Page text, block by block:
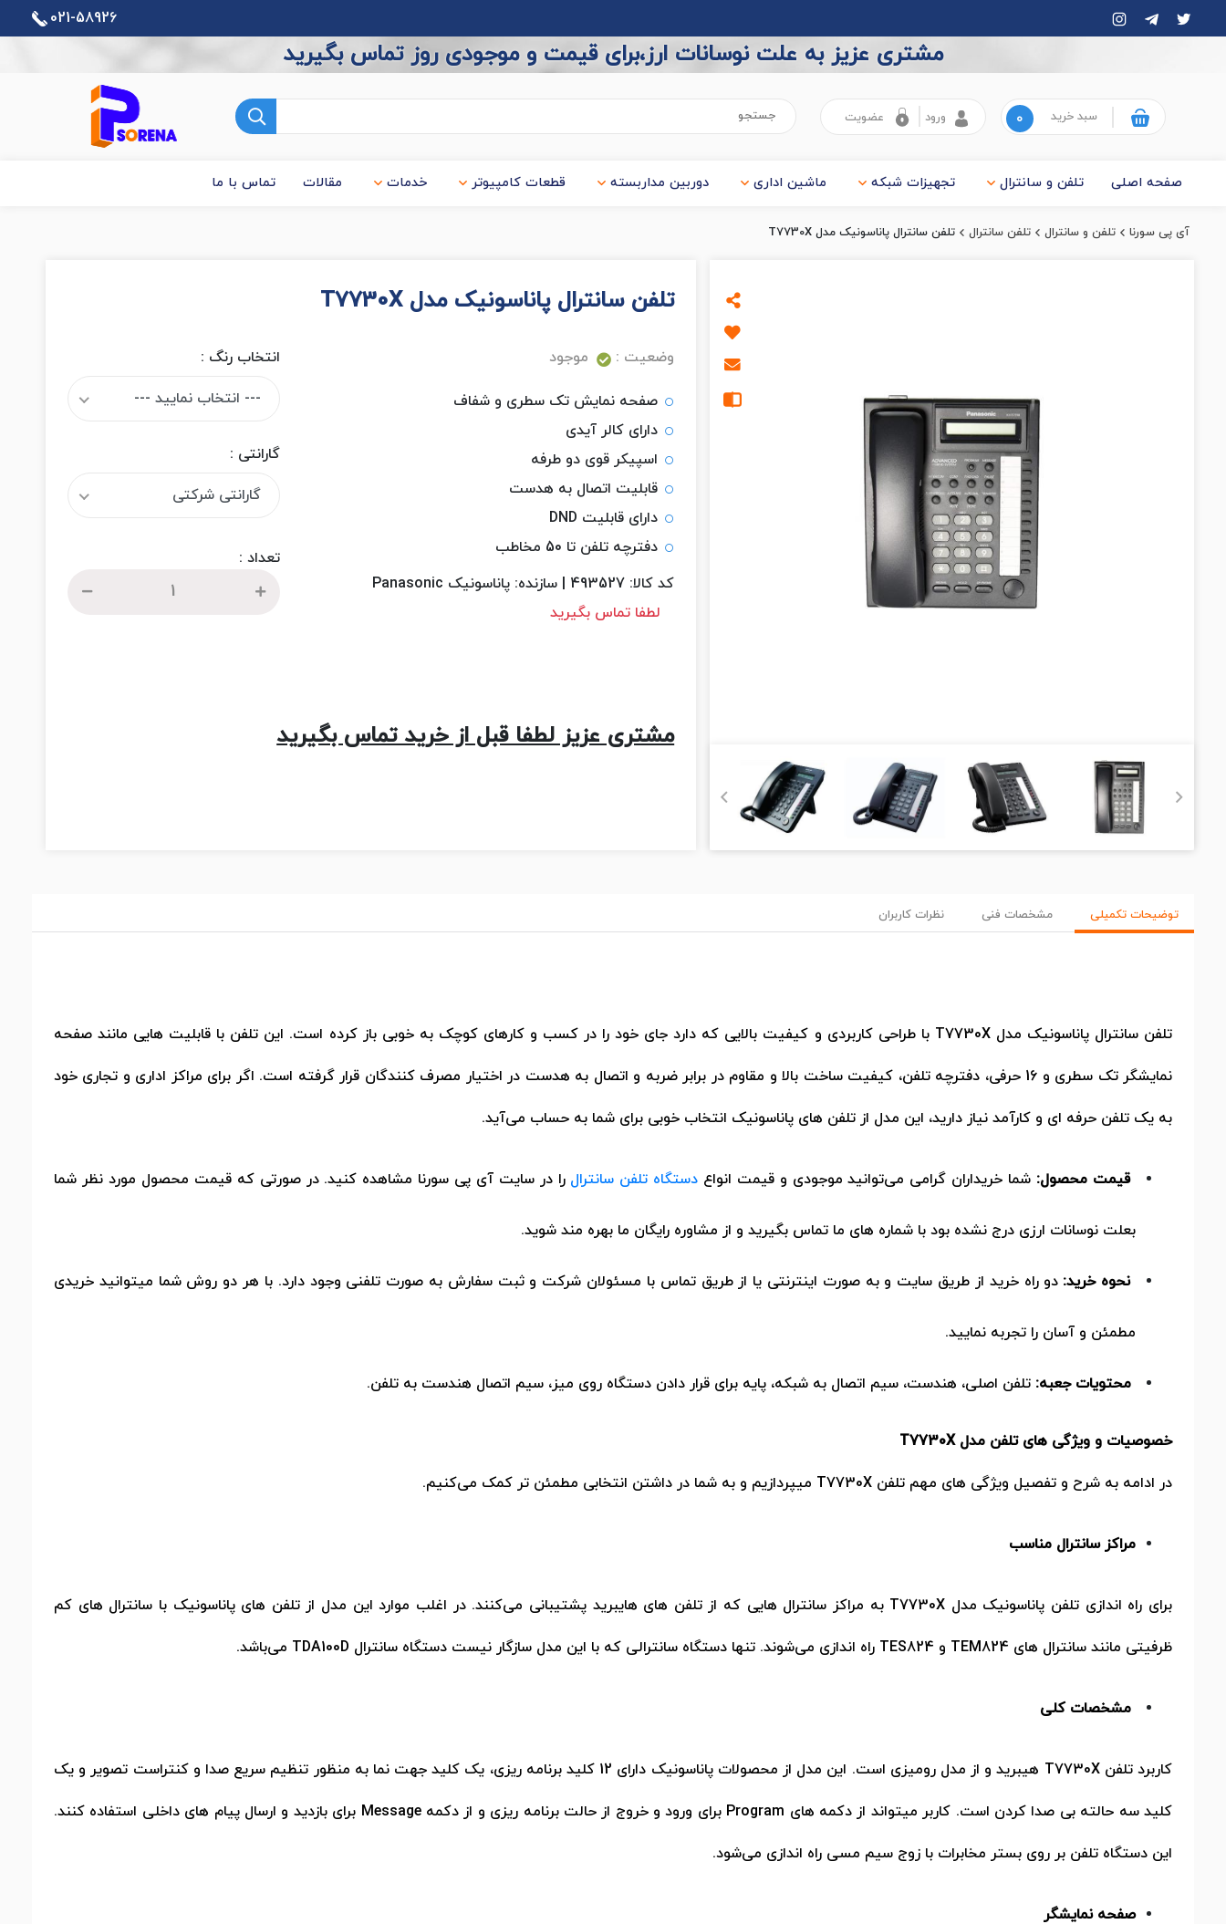
021-58926
مشتری عزیز به علت نوسانات ارز،برای قیمت و موجودی روز تماس بگیرید
سبد خرید ۰ ورود عضویت
صفحه اصلی تلفن و سانترال تجهیزات شبکه ماشین اداری دوربین مداربسته قطعات کامپیوتر خدمات مقالات تماس با ما
آی پی سورنا تلفن و سانترال تلفن سانترال تلفن سانترال پاناسونیک مدل T7730X
تلفن سانترال پاناسونیک مدل T7730X
وضعیت : موجود
صفحه نمایش تک سطری و شفاف
دارای کالر آیدی
اسپیکر قوی دو طرفه
قابلیت اتصال به هدست
دارای قابلیت DND
دفترچه تلفن تا 50 مخاطب
کد کالا: 493527
| سازنده: پاناسونیک Panasonic
لطفا تماس بگیرید
انتخاب رنگ :
--- انتخاب نمایید ---
گارانتی :
گارانتی شرکتی
تعداد :
مشتری عزیز لطفا قبل از خرید تماس بگیرید
توضیحات تکمیلی مشخصات فنی نظرات کاربران
تلفن سانترال پاناسونیک مدلT7730X با طراحی کاربردی و کیفیت بالایی که دارد جای خود را در کسب و کارهای کوچک به خوبی باز کرده است. این تلفن با قابلیت هایی مانند صفحه
نمایشگر تک سطری و 16 حرفی، دفترچه تلفن، کیفیت ساخت بالا و مقاوم در برابر ضربه و اتصال به هدست در اختیار مصرف کنندگان قرار گرفته است. اگر برای مراکز اداری و تجاری خود
به یک تلفن حرفه ای و کارآمد نیاز دارید، این مدل از تلفن های پاناسونیک انتخاب خوبی برای شما به حساب می‌آید.
قیمت محصول: شما خریداران گرامی می‌توانید موجودی و قیمت انواعدستگاه تلفن سانترال را در سایت آی پی سورنا مشاهده کنید. در صورتی که قیمت محصول مورد نظر شما
بعلت نوسانات ارزی درج نشده بود با شماره های ما تماس بگیرید و از مشاوره رایگان ما بهره مند شوید.
نحوه خرید: دو راه خرید از طریق سایت و به صورت اینترنتی یا از طریق تماس با مسئولان شرکت و ثبت سفارش به صورت تلفنی وجود دارد. با هر دو روش شما میتوانید خریدی
مطمئن و آسان را تجربه نمایید.
محتویات جعبه: تلفن اصلی، هندست، سیم اتصال به شبکه، پایه برای قرار دادن دستگاه روی میز، سیم اتصال هندست به تلفن.
خصوصیات و ویژگی های تلفن مدلT7730X
در ادامه به شرح و تفصیل ویژگی های مهم تلفن T7730X میپردازیم و به شما در داشتن انتخابی مطمئن تر کمک می‌کنیم.
مراکز سانترال مناسب
برای راه اندازی تلفن پاناسونیک مدل T7730X به مراکز سانترال هایی که از تلفن های هایبرید پشتیبانی می‌کنند. در اغلب موارد این مدل از تلفن های پاناسونیک با سانترال های کم
ظرفیتی مانند سانترال های TEM824 و TES824 راه اندازی می‌شوند. تنها دستگاه سانترالی که با این مدل سازگار نیست دستگاه سانترال TDA100D می‌باشد.
مشخصات کلی
کاربرد تلفنT7730X هیبرید و از مدل رومیزی است. این مدل از محصولات پاناسونیک دارای 12 کلید برنامه ریزی، یک کلید جهت نما به منظور تنظیم سریع صدا و کنتراست تصویر و یک
کلید سه حالته بی صدا کردن است. کاربر میتواند از دکمه های Program برای ورود و خروج از حالت برنامه ریزی و از دکمهMessage برای بازدید و ارسال پیام های داخلی استفاده کنند.
این دستگاه تلفن بر روی بستر مخابرات با زوج سیم مسی راه اندازی می‌شود.
صفحه نمایشگر